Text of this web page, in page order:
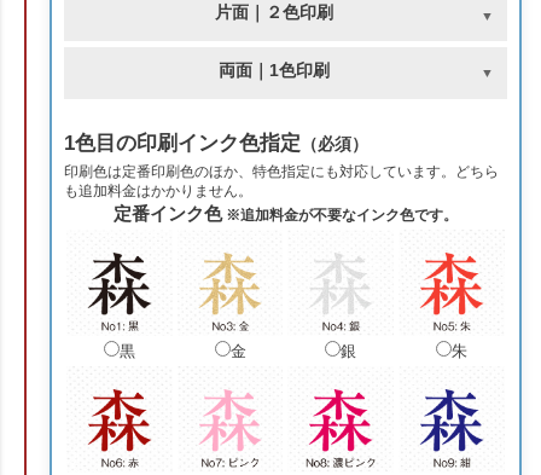
片面｜２色印刷
両面｜1色印刷
1色目の印刷インク色指定 （必須）
印刷色は定番印刷色のほか、特色指定にも対応しています。どちら
も追加料金はかかりません。
定番インク色※追加料金が不要なインク色です。
黒 金 銀 朱